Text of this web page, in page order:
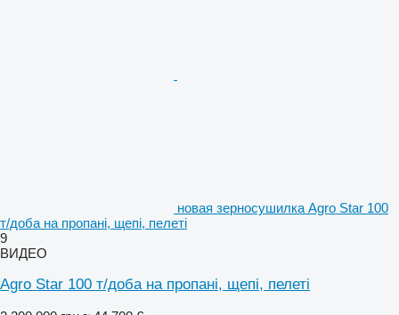
новая зерносушилка Agro Star 100
т/доба на пропані, щепі, пелеті
9
ВИДЕО
Agro Star 100 т/доба на пропані, щепі, пелеті